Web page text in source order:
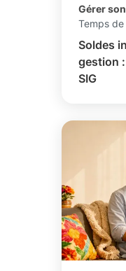
Gérer
Temps
Soldes
gestion
SIG